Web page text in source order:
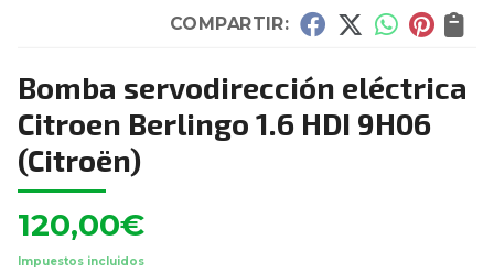
COMPARTIR:
Bomba servodirección eléctrica
Citroen Berlingo 1.6 HDI 9H06
(Citroën)
120,00€
Impuestos incluidos